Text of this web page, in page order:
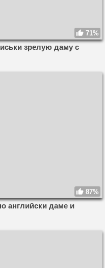
71%
зрелую даму с
87%
английски даме и